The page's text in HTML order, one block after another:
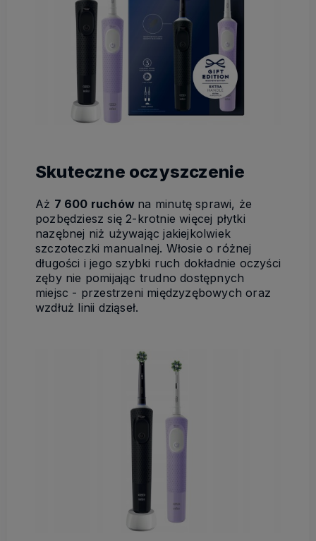
Skuteczne oczyszczenie
Aż 7 600 ruchów na minutę sprawi, że
pozbędziesz się 2-krotnie więcej płytki
nazębnej niż używając jakiejkolwiek
szczoteczki manualnej. Włosie o różnej
długości i jego szybki ruch dokładnie oczyści
zęby nie pomijając trudno dostępnych
miejsc - przestrzeni międzyzębowych oraz
wzdłuż linii dziąseł.